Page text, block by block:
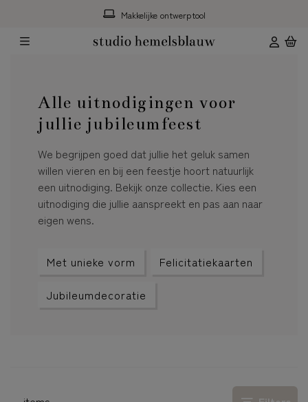
Gratis hulp*
Alle uitnodigingen voor
jullie jubileumfeest
We begrijpen goed dat jullie het geluk samen
willen vieren en bij een feestje hoort natuurlijk
een uitnodiging. Bekijk onze collectie. Kies een
uitnodiging die jullie aanspreekt en pas aan naar
eigen wens.
Met unieke vorm
Felicitatiekaarten
Jubileumdecoratie